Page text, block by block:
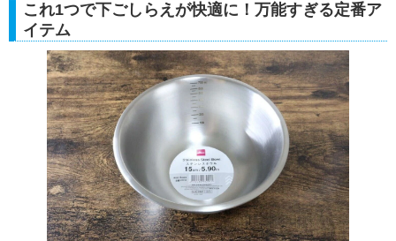
これ1つで下ごしらえが快適に！万能すぎる定番ア
イテム